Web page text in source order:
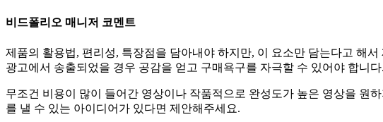
비드폴리오 매니저 코멘트
제품의 활용법, 편리성, 특장점을 담아내야 하지만, 이 요소만 담는다고 해
광고에서 송출되었을 경우 공감을 얻고 구매욕구를 자극할 수 있어야 합니다.
무조건 비용이 많이 들어간 영상이나 작품적으로 완성도가 높은 영상을 원
를 낼 수 있는 아이디어가 있다면 제안해주세요.